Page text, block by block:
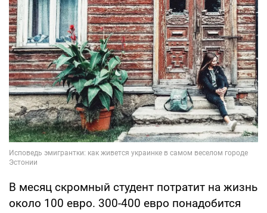
В месяц скромный студент потратит на жизнь
около 100 евро. 300-400 евро понадобится